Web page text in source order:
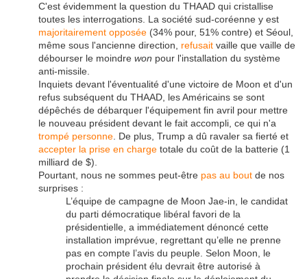
C'est évidemment la question du THAAD qui cristallise
toutes les interrogations. La société sud-coréenne y est
majoritairement opposée (34% pour, 51% contre) et Séoul,
même sous l'ancienne direction, refusait vaille que vaille de
débourser le moindre won pour l'installation du système
anti-missile.
Inquiets devant l'éventualité d'une victoire de Moon et d'un
refus subséquent du THAAD, les Américains se sont
dépêchés de débarquer l'équipement fin avril pour mettre
le nouveau président devant le fait accompli, ce qui n'a
trompé personne . De plus, Trump a dû ravaler sa fierté et
accepter la prise en charge totale du coût de la batterie (1
milliard de $).
Pourtant, nous ne sommes peut-être pas au bout de nos
surprises :
L’équipe de campagne de Moon Jae-in, le candidat
du parti démocratique libéral favori de la
présidentielle, a immédiatement dénoncé cette
installation imprévue, regrettant qu’elle ne prenne
pas en compte l’avis du peuple. Selon Moon, le
prochain président élu devrait être autorisé à